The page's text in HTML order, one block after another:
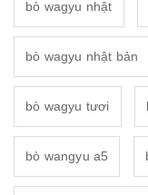
bò wagyu nhật
bò wagyu nhật bản
bò wagyu tươi
bò wangyu a5